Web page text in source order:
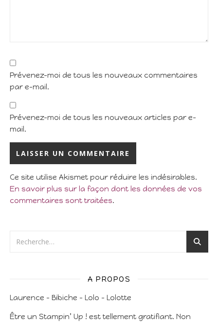
Prévenez-moi de tous les nouveaux commentaires
par e-mail.
Prévenez-moi de tous les nouveaux articles par e-
mail.
Ce site utilise Akismet pour réduire les indésirables.
En savoir plus sur la façon dont les données de vos
commentaires sont traitées.
A PROPOS
Laurence – Bibiche – Lolo – Lolotte
Être un Stampin’ Up ! est tellement gratifiant. Non